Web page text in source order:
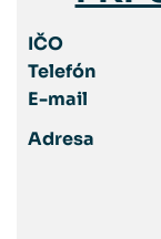
IČO
Telefón
E-mail
Adresa